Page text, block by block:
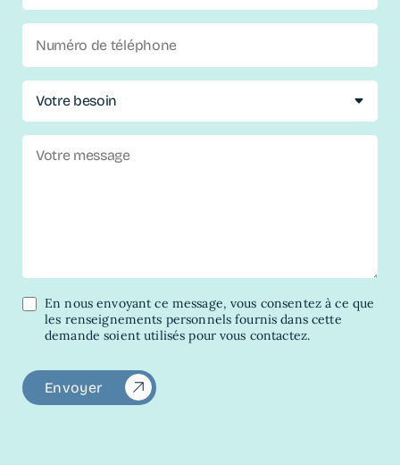
En nous envoyant ce message, vous consentez à ce que
les renseignements personnels fournis dans cette
demande soient utilisés pour vous contactez.